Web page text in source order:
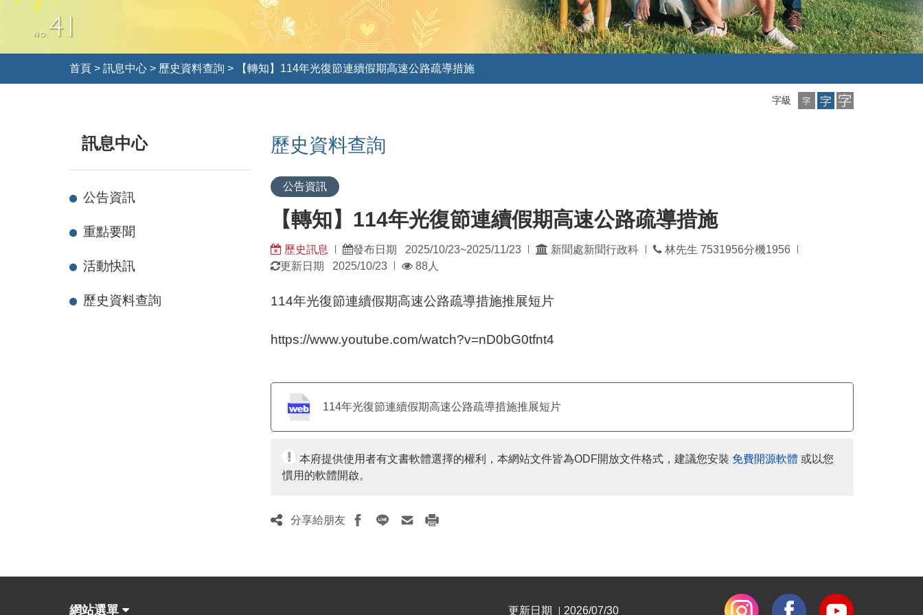
首頁 >訊息中心 > 歷史資料查詢 > 【轉知】114年光復節連續假期高速公路疏導措施
字級
小
字
中
字
大
字
訊息中心
公告資訊
重點要聞
活動快訊
歷史資料查詢
歷史資料查詢
公告資訊
【轉知】114年光復節連續假期高速公路疏導措施
歷史訊息 發布日期 2025/10/23~2025/11/23
發
位：
新聞處新聞行政科
發
林先生 7531956分機1956
更新日期 2025/10/23
瀏
人
88人
114年光復節連續假期高速公路疏導措施推展短片
https://www.youtube.com/watch?v=nD0bG0tfnt4
114年光復節連續假期高速公路疏導措施推展短片
本府提供使用者有文書軟體選擇的權利，本網站文件皆為ODF開放文件格式，建議您安裝 免費開源軟體 或以您
慣用的軟體開啟。
分享給朋友
網站選單 更新日期 2026/07/30